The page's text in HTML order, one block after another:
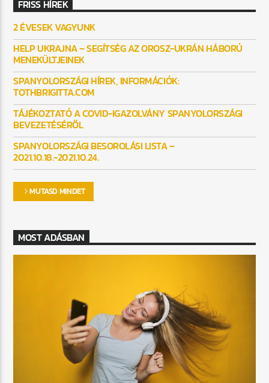
FRISS HÍREK
2 ÉVESEK VAGYUNK
HELP UKRAJNA – SEGÍTSÉG AZ OROSZ-UKRÁN HÁBORÚ
MENEKÜLTJEINEK
SPANYOLORSZÁGI HÍREK, INFORMÁCIÓK:
TOTHBRIGITTA.COM
TÁJÉKOZTATÓ A COVID-IGAZOLVÁNY SPANYOLORSZÁGI
BEVEZETÉSÉRŐL
SPANYOLORSZÁGI BESOROLÁSI LISTA –
2021.10.18.-2021.10.24.
MUTASD MINDET
MOST ADÁSBAN